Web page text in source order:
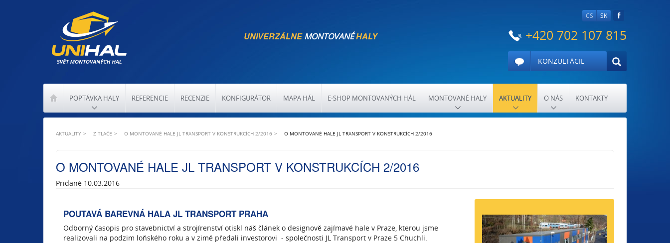
UNIVERZÁLNEMONTOVANÉHALY
CS SK
+420 702 107 815
KONZULTÁCIE
POPTÁVKA HALY REFERENCIE RECENZIE KONFIGURÁTOR MAPA HÁL E-SHOP MONTOVANÝCH HÁL MONTOVANÉ HALY AKTUALITY O NÁS KONTAKTY
AKTUALITY Z TLAČE O MONTOVANÉ HALE JL TRANSPORT V KONSTRUKCÍCH 2/2016 O MONTOVANÉ HALE JL TRANSPORT V KONSTRUKCÍCH 2/2016
O MONTOVANÉ HALE JL TRANSPORT V KONSTRUKCÍCH 2/2016
Pridané 10.03.2016
POUTAVÁ BAREVNÁ HALA JL TRANSPORT PRAHA
Odborný časopis pro stavebnictví a strojírenství otiskl náš článek o designově zajímavé hale v Praze, kterou jsme
realizovali na podzim loňského roku a v zimě předali investorovi - společnosti JL Transport v Praze 5 Chuchli.